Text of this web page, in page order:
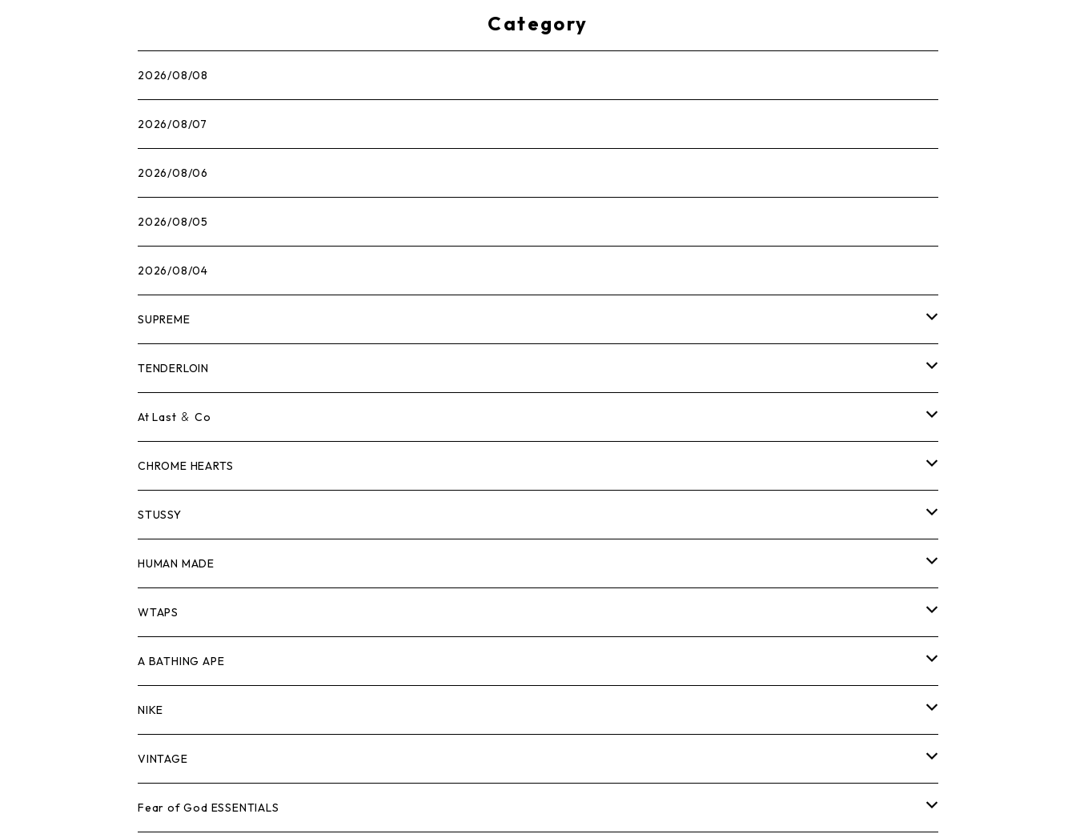
Category
2026/08/08
2026/08/07
2026/08/06
2026/08/05
2026/08/04
SUPREME
Tシャツ
ロンTEE
スウェット/ニット
シャツ
ジャケット
パンツ
キャップ・ハット
バッグ
シューズ
小物
TENDERLOIN
Tシャツ
ロンTEE
スウェット/ニット
シャツ
ジャケット
パンツ
キャップ・ハット
バッグ
シューズ
At Last ＆ Co
Tシャツ
ロンTEE
スウェット/ニット
シャツ
ジャケット
パンツ
キャップ・ハット
バッグ
CHROME HEARTS
Tシャツ
ロンTEE
スウェット/ニット
シャツ
ジャケット
パンツ
キャップ・ハット
STUSSY
Tシャツ
ロンTEE
スウェット/ニット
シャツ
ジャケット
パンツ
HUMAN MADE
Tシャツ
ロンT
スウェット/ニット
シャツ
ジャケット
WTAPS
Tシャツ
ロンTEE
スウェット/ニット
シャツ
A BATHING APE
Tシャツ
ロンTEE
スウェット/ニット
NIKE
シューズ
AIR JORDAN 1
アパレル・小物
VINTAGE
Tシャツ
Fear of God ESSENTIALS